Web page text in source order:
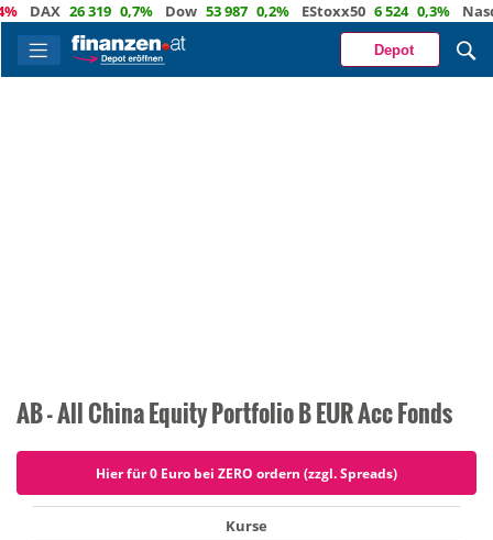
26 319 0,7% Dow 53 987 0,2% EStoxx50 6 524 0,3% Nasdaq
Depot
AB - All China Equity Portfolio B EUR Acc Fonds
Hier für 0 Euro bei ZERO ordern (zzgl. Spreads)
Kurse